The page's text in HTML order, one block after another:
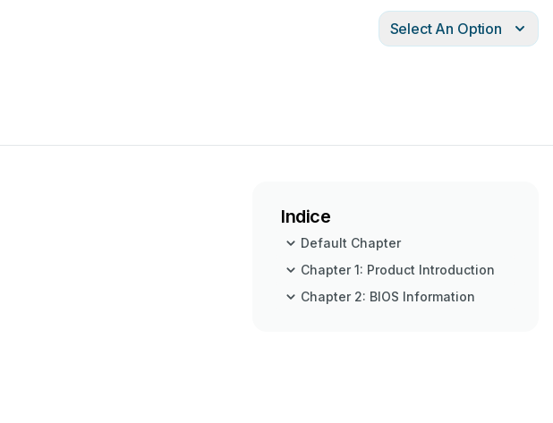
Select An Option
Indice
Default Chapter
Chapter 1: Product Introduction
Chapter 2: BIOS Information